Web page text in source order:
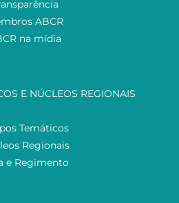
ABCR
na mídia
E NÚCLEOS REGIONAIS
Temáticos
Regionais
e Regimento